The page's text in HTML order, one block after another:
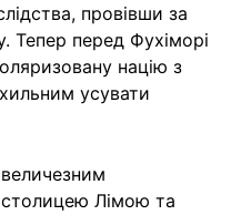
провівши за
Тепер перед Фухіморі
націю з
усувати
Лімою та